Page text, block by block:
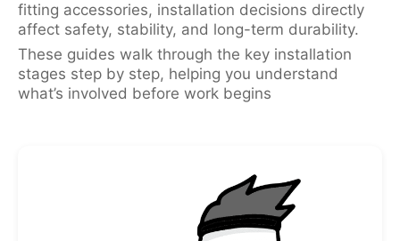
fitting accessories, installation decisions directly
affect safety, stability, and long-term durability.
These guides walk through the key installation
stages step by step, helping you understand
what’s involved before work begins